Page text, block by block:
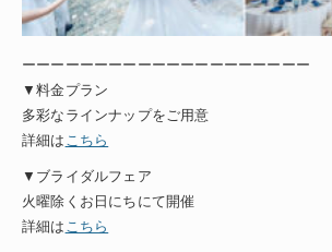
ーーーーーーーーーーーーーーーーーーーー
▼料金プラン
多彩なラインナップをご用意
詳細は こちら
▼ブライダルフェア
火曜除くお日にちにて開催
詳細は こちら